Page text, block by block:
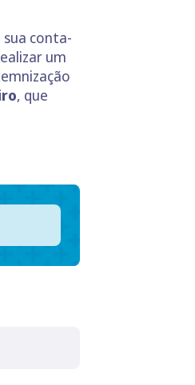
sua conta-
um
, que